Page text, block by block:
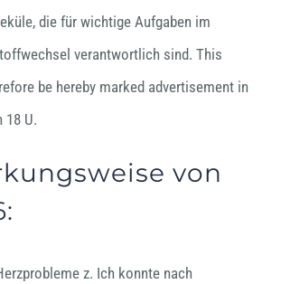
die für wichtige Aufgaben im
verantwortlich sind. This
be hereby marked advertisement in
18 U.
von
z. Ich konnte nach